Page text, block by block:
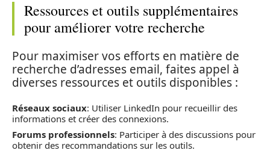
Ressources et outils supplémentaires
pour améliorer votre recherche
Pour maximiser vos efforts en matière de
recherche d’adresses email, faites appel à
diverses ressources et outils disponibles :
Réseaux sociaux: Utiliser LinkedIn pour recueillir des
informations et créer des connexions.
Forums professionnels: Participer à des discussions pour
obtenir des recommandations sur les outils.